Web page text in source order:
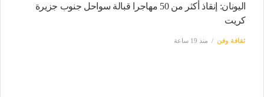
اليونان: إنقاذ أكثر من 50 مهاجرا قبالة سواحل جنوب جزيرة
كريت
ثقافة وفن منذ 19 ساعة